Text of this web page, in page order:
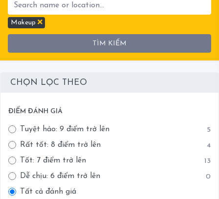
Makeup
TÌM KIẾM
CHỌN LỌC THEO
ĐIỂM ĐÁNH GIÁ
Tuyệt hảo: 9 điểm trở lên 5
Rất tốt: 8 điểm trở lên 4
Tốt: 7 điểm trở lên 13
Dễ chịu: 6 điểm trở lên 0
Tất cả đánh giá